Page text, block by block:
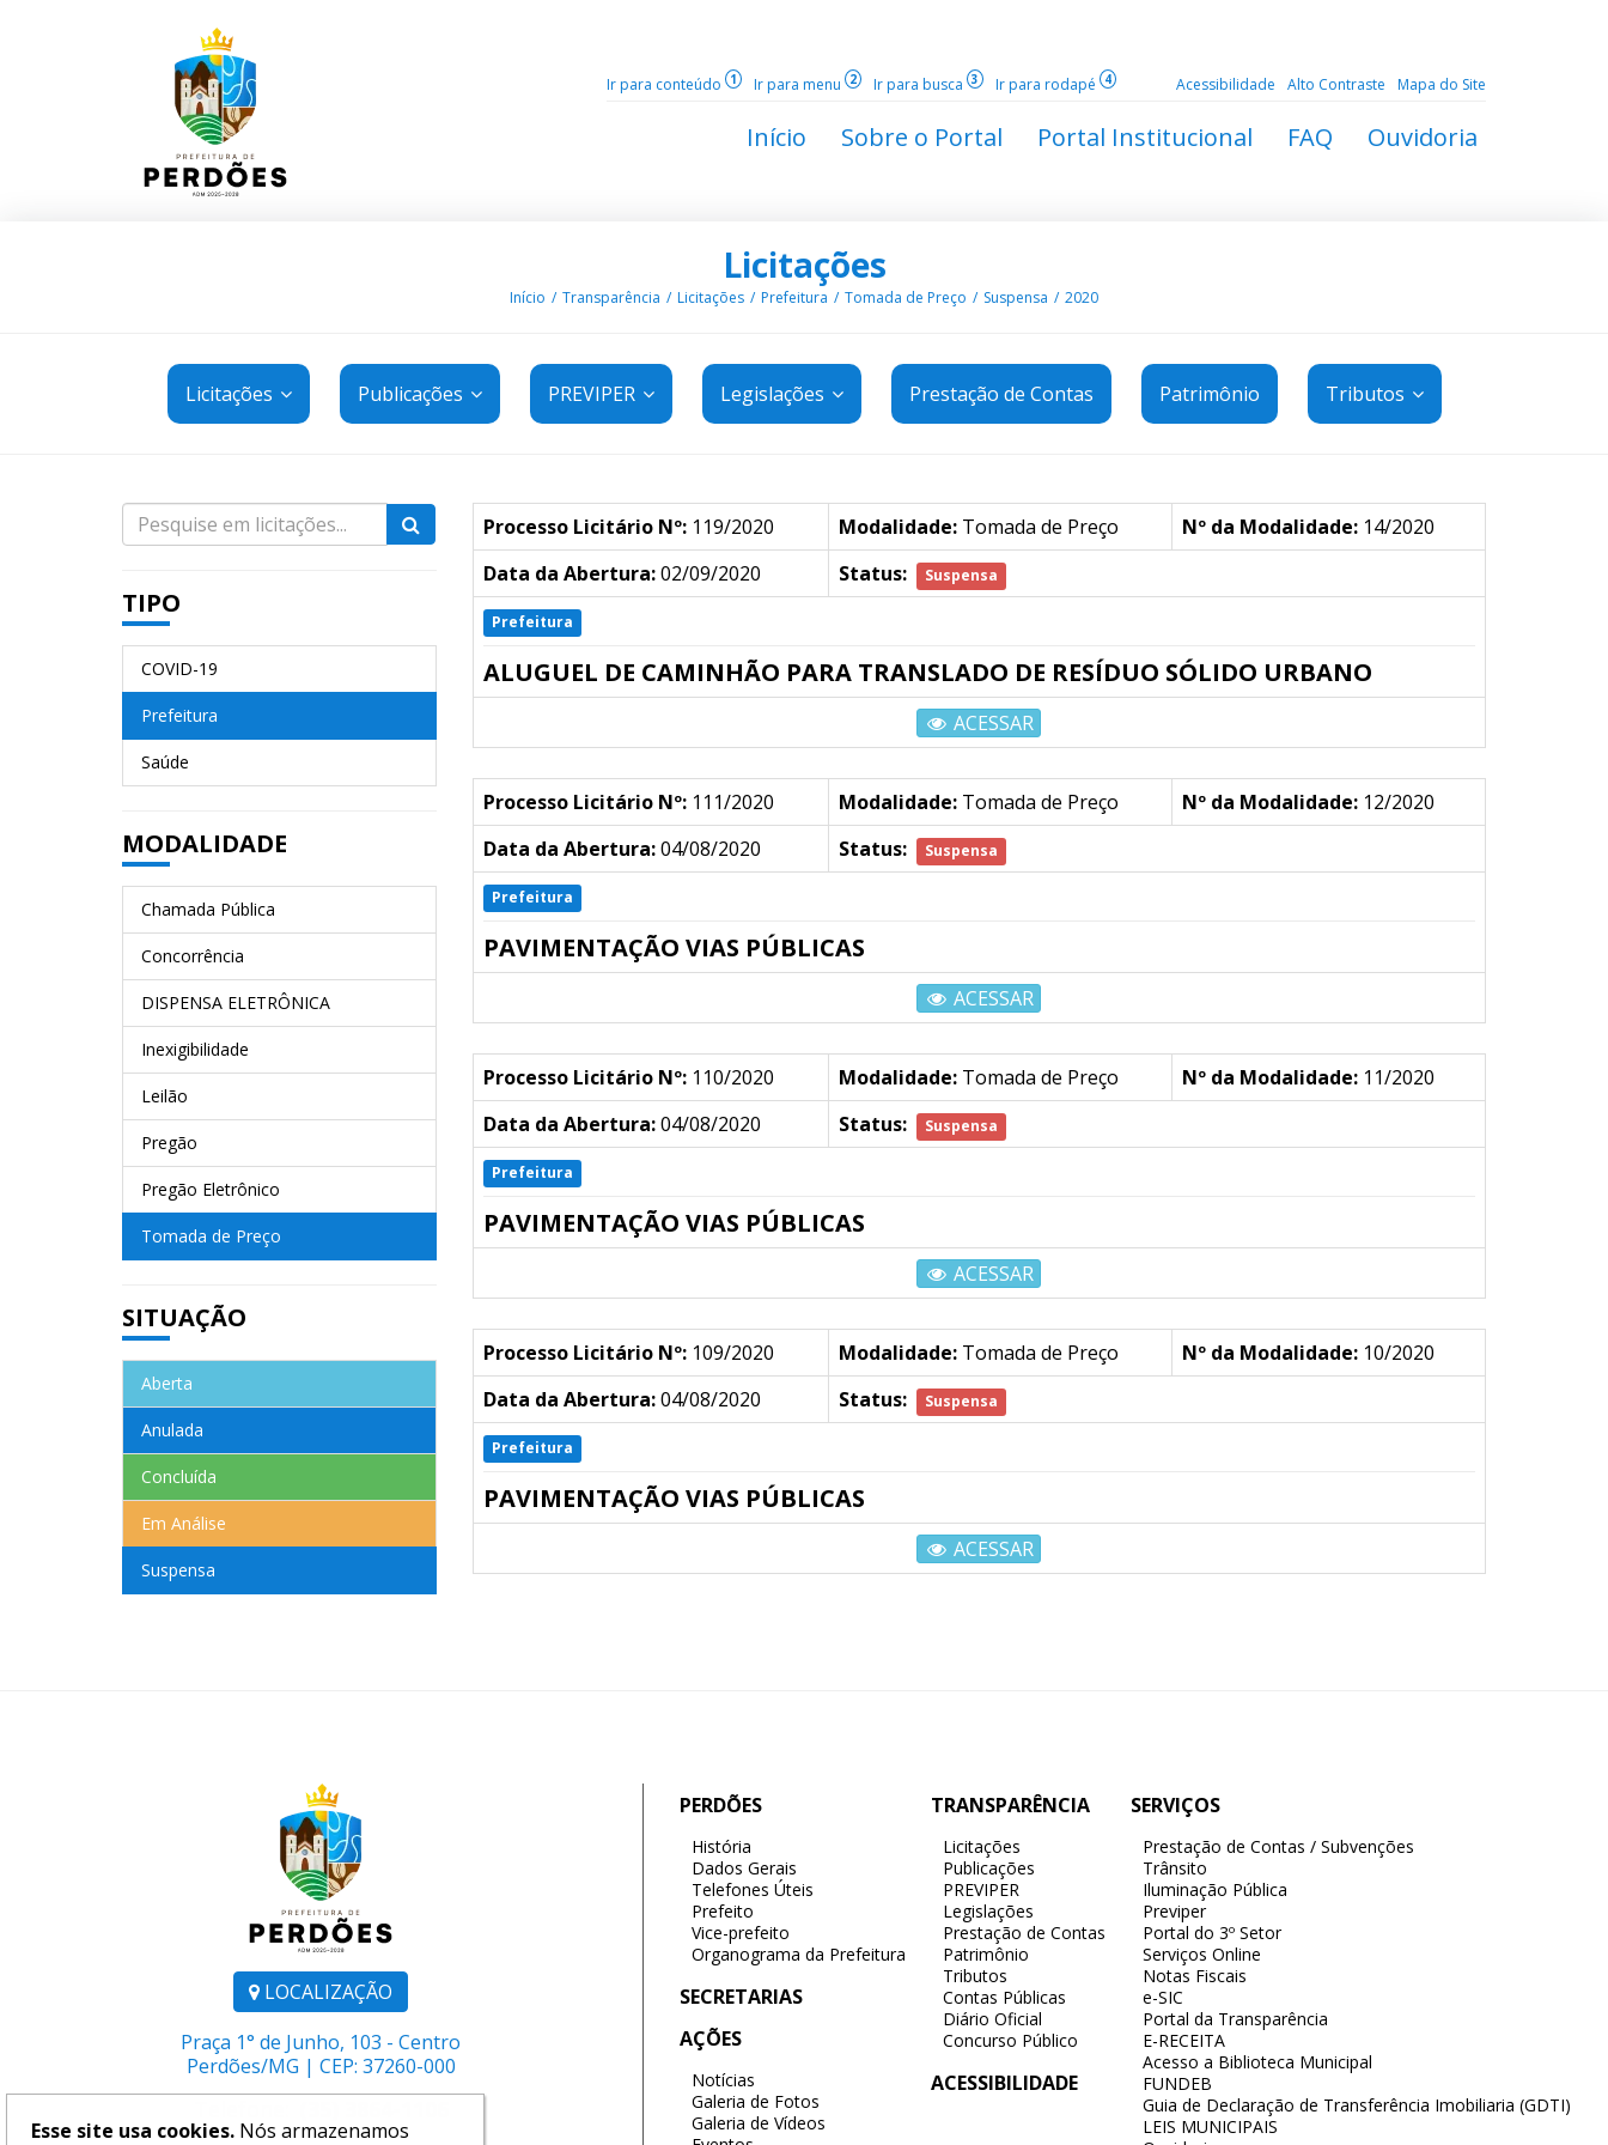
Ir para conteúdo 1 Ir para menu 2 Ir para busca 3 Ir para rodapé 4 Acessibilidade Alto Contraste Mapa do Site
Início Sobre o Portal Portal Institucional FAQ Ouvidoria
Licitações
Início Transparência Licitações Prefeitura Tomada de Preço Suspensa 2020
Licitações Publicações PREVIPER Legislações Prestação de Contas Patrimônio Tributos
TIPO
COVID-19
Prefeitura
Saúde
MODALIDADE
Chamada Pública
Concorrência
DISPENSA ELETRÔNICA
Inexigibilidade
Leilão
Pregão
Pregão Eletrônico
Tomada de Preço
SITUAÇÃO
Aberta
Anulada
Concluída
Em Análise
Suspensa
Processo Licitário Nº:119/2020 Modalidade:Tomada de Preço Nº da Modalidade:14/2020
Data da Abertura:02/09/2020 Status: Suspensa
Prefeitura
ALUGUEL DE CAMINHÃO PARA TRANSLADO DE RESÍDUO SÓLIDO URBANO
ACESSAR
Processo Licitário Nº:111/2020 Modalidade:Tomada de Preço Nº da Modalidade:12/2020
Data da Abertura:04/08/2020 Status: Suspensa
Prefeitura
PAVIMENTAÇÃO VIAS PÚBLICAS
ACESSAR
Processo Licitário Nº:110/2020 Modalidade:Tomada de Preço Nº da Modalidade:11/2020
Data da Abertura:04/08/2020 Status: Suspensa
Prefeitura
PAVIMENTAÇÃO VIAS PÚBLICAS
ACESSAR
Processo Licitário Nº:109/2020 Modalidade:Tomada de Preço Nº da Modalidade:10/2020
Data da Abertura:04/08/2020 Status: Suspensa
Prefeitura
PAVIMENTAÇÃO VIAS PÚBLICAS
ACESSAR
LOCALIZAÇÃO
Praça 1° de Junho, 103 - Centro
Perdões/MG | CEP: 37260-000
PERDÕES
História
Dados Gerais
Telefones Úteis
Prefeito
Vice-prefeito
Organograma da Prefeitura
SECRETARIAS
AÇÕES
Notícias
Galeria de Fotos
Galeria de Vídeos
TRANSPARÊNCIA
Licitações
Publicações
PREVIPER
Legislações
Prestação de Contas
Patrimônio
Tributos
Contas Públicas
Diário Oficial
Concurso Público
ACESSIBILIDADE
SERVIÇOS
Prestação de Contas / Subvenções
Trânsito
Iluminação Pública
Previper
Portal do 3º Setor
Serviços Online
Notas Fiscais
e-SIC
Portal da Transparência
E-RECEITA
Acesso a Biblioteca Municipal
FUNDEB
Guia de Declaração de Transferência Imobiliaria (GDTI)
LEIS MUNICIPAIS
Esse site usa cookies. Nós armazenamos